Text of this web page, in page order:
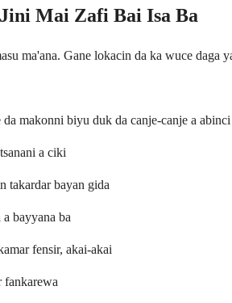
Mai Zafi Bai Isa Ba
ma'ana. Gane lokacin da ka wuce
makonni biyu duk da canje-canje a
a ciki
takardar bayan gida
bayyana ba
fensir, akai-akai
fankarewa